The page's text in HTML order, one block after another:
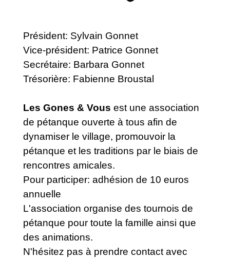
Président: Sylvain Gonnet
Vice-président: Patrice Gonnet
Secrétaire: Barbara Gonnet
Trésorière: Fabienne Broustal
Les Gones & Vous est une association
de pétanque ouverte à tous afin de
dynamiser le village, promouvoir la
pétanque et les traditions par le biais de
rencontres amicales.
Pour participer: adhésion de 10 euros
annuelle
L'association organise des tournois de
pétanque pour toute la famille ainsi que
des animations.
N'hésitez pas à prendre contact avec